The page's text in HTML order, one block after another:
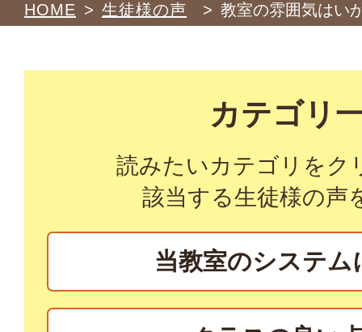
HOME > 生徒様の声 > 教室の雰囲気はい
カテゴリ
読みたいカテゴリをク
該当する生徒様の声
当教室のシステム